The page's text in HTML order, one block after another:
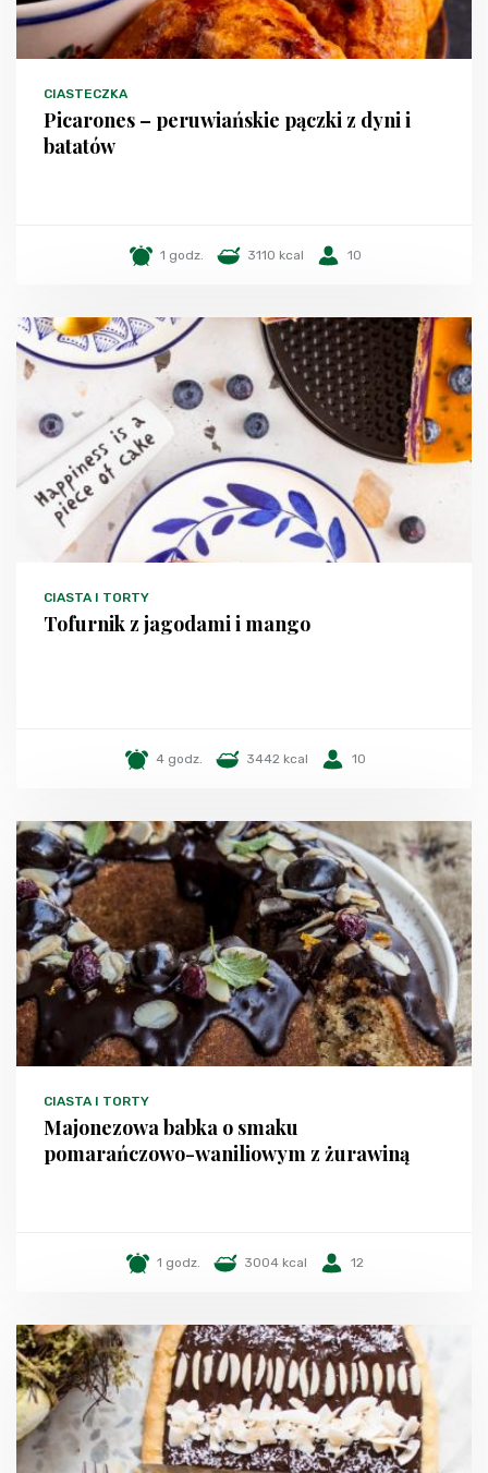
CIASTECZKA
Picarones – peruwiańskie pączki z dyni i
batatów
1 godz. 3110 kcal 10
CIASTA I TORTY
Tofurnik z jagodami i mango
4 godz. 3442 kcal 10
CIASTA I TORTY
Majonezowa babka o smaku
pomarańczowo-waniliowym z żurawiną
1 godz. 3004 kcal 12